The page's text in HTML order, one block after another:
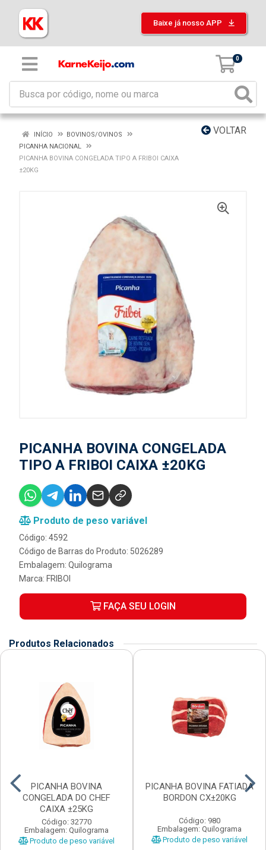
Baixe já nosso APP
0
VOLTAR
INÍCIO
BOVINOS/OVINOS
PICANHA NACIONAL
PICANHA BOVINA CONGELADA TIPO A FRIBOI CAIXA
±20KG
PICANHA BOVINA CONGELADA
TIPO A FRIBOI CAIXA ±20KG
Produto de peso variável
Código: 4592
Código de Barras do Produto: 5026289
Embalagem: Quilograma
Marca: FRIBOI
FAÇA SEU LOGIN
Produtos Relacionados
PICANHA BOVINA
CONGELADA DO CHEF
CAIXA ±25KG
Código: 32770
Embalagem: Quilograma
Produto de peso variável
PICANHA BOVINA FATIADA
BORDON CX±20KG
Código: 980
Embalagem: Quilograma
Produto de peso variável